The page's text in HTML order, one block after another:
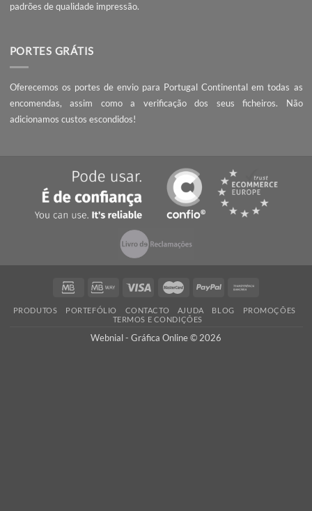
A Webnial - Gráfica Online está no mercado desde 2013. A nossa
é acrescentar valor às pequenas e médias empresas, com
qualidade, preços competitivos e know-how.
Não encontrou o que procura? Necessita de entrega da
prazo mais curto? Contacte-nos , seremos rápidos a responder!
Ao encomendar com a Webnial está a garantir qualidade ao melhor
Todos os produtos produzidos por nós cumprem com os
padrões de qualidade impressão.